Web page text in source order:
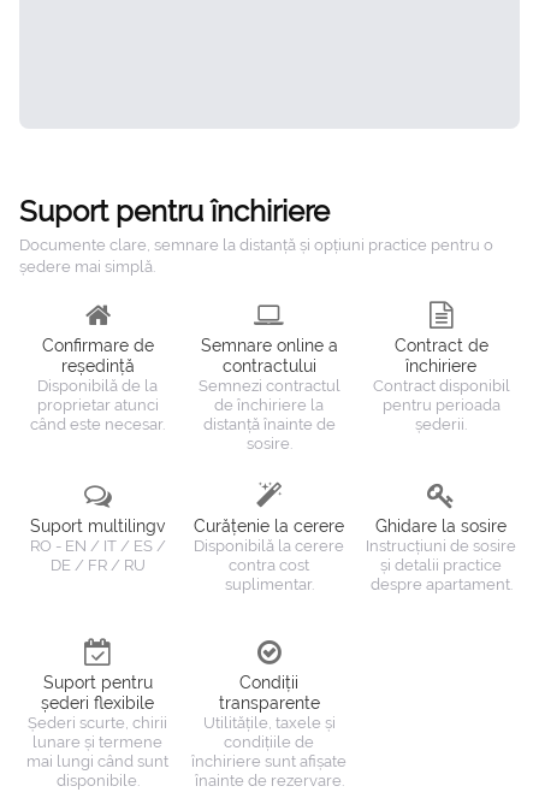
Suport pentru închiriere
Documente clare, semnare la distanță și opțiuni practice pentru o
ședere mai simplă.
Confirmare de
reședință
Disponibilă de la
proprietar atunci
când este necesar.
Semnare online a
contractului
Semnezi contractul
de închiriere la
distanță înainte de
sosire.
Contract de
închiriere
Contract disponibil
pentru perioada
șederii.
Suport multilingv
RO - EN / IT / ES /
DE / FR / RU
Curățenie la cerere
Disponibilă la cerere
contra cost
suplimentar.
Ghidare la sosire
Instrucțiuni de sosire
și detalii practice
despre apartament.
Suport pentru
șederi flexibile
Șederi scurte, chirii
lunare și termene
mai lungi când sunt
disponibile.
Condiții
transparente
Utilitățile, taxele și
condițiile de
închiriere sunt afișate
înainte de rezervare.